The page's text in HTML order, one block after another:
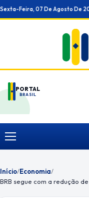
Ir
para
Sexta-Feira, 07 De Agosto De
PORTAL
BRASIL
Menu
Início/Economia/